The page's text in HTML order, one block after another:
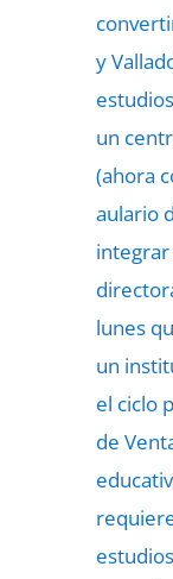
y
un
(ahora
aulario
integrar
lunes
un
el ciclo
de